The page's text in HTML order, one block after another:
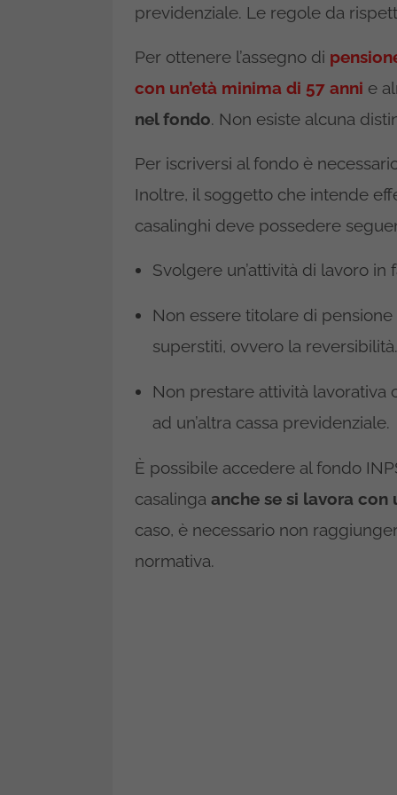
previdenziale. Le regole da
Per ottenere l’assegno di
con un’età minima di 57 anni e
nel fondo. Non esiste alcuna
Per iscriversi al fondo è
Inoltre, il soggetto che intende
casalinghi deve possedere
Svolgere un’attività di lavoro in
Non essere titolare di
superstiti, ovvero la reversibilità.
Non prestare attività
ad un’altra cassa previdenziale.
È possibile accedere al fondo
casalinga anche se si lavora
caso, è necessario non
normativa.